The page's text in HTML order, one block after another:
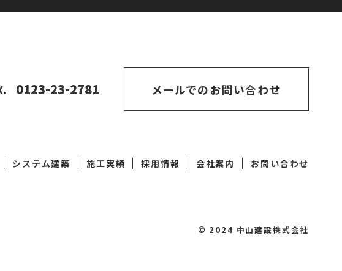
0123-23-2781 メールでのお問い合わせ
システム建築 施工実績 採用情報 会社案内 お問い合わせ
© 2024 中山建設株式会社